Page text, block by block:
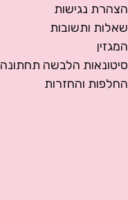
הצהרת נגישות
שאלות ותשובות
המגזין
סיטונאות הלבשה תחתונה
החלפות והחזרות